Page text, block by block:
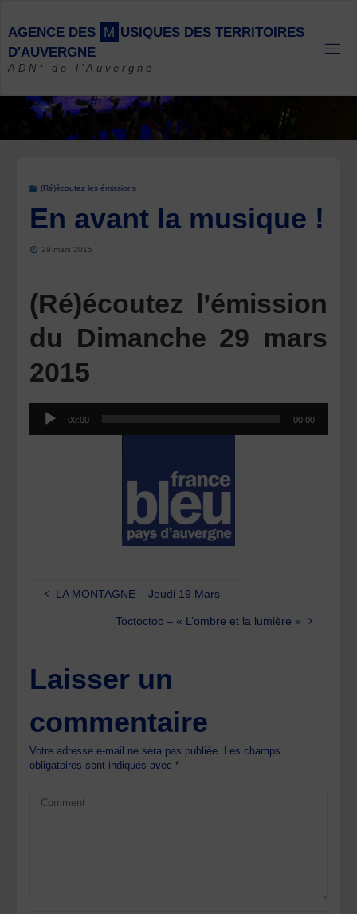
content
AGENCE DES M USIQUES DES TERRITOIRES
D'AUVERGNE
ADN* de l'Auvergne
(Ré)écoutez les émissions
En avant la musique !
29 mars 2015
(Ré)écoutez l’émission
du Dimanche 29 mars
2015
Lecteur
audio
00:00 00:00
LA MONTAGNE – Jeudi 19 Mars
Toctoctoc – « L’ombre et la lumière »
Laisser un
commentaire
Votre adresse e-mail ne sera pas publiée. Les champs
obligatoires sont indiqués avec*